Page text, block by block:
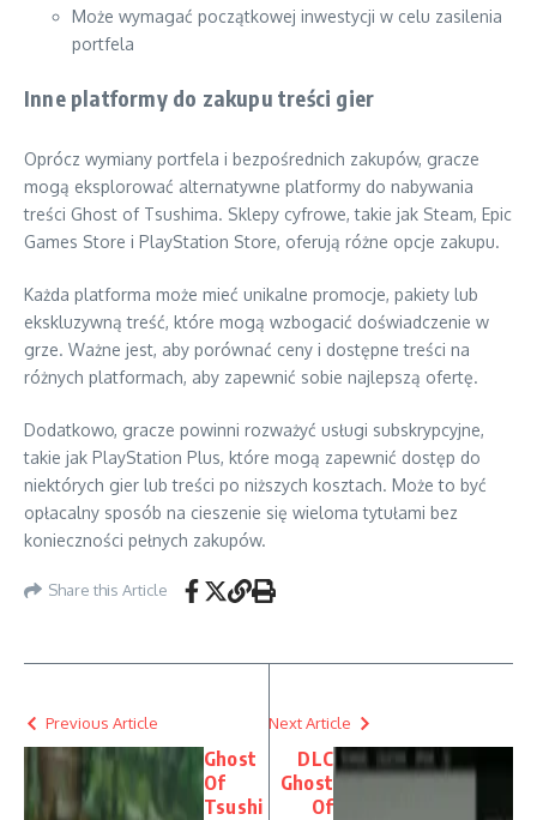
Może wymagać początkowej inwestycji w celu zasilenia
portfela
Inne platformy do zakupu treści gier
Oprócz wymiany portfela i bezpośrednich zakupów, gracze
mogą eksplorować alternatywne platformy do nabywania
treści Ghost of Tsushima. Sklepy cyfrowe, takie jak Steam, Epic
Games Store i PlayStation Store, oferują różne opcje zakupu.
Każda platforma może mieć unikalne promocje, pakiety lub
ekskluzywną treść, które mogą wzbogacić doświadczenie w
grze. Ważne jest, aby porównać ceny i dostępne treści na
różnych platformach, aby zapewnić sobie najlepszą ofertę.
Dodatkowo, gracze powinni rozważyć usługi subskrypcyjne,
takie jak PlayStation Plus, które mogą zapewnić dostęp do
niektórych gier lub treści po niższych kosztach. Może to być
opłacalny sposób na cieszenie się wieloma tytułami bez
konieczności pełnych zakupów.
Share this Article
Previous Article
Ghost
Of
Tsushi
Next Article
DLC
Ghost
Of